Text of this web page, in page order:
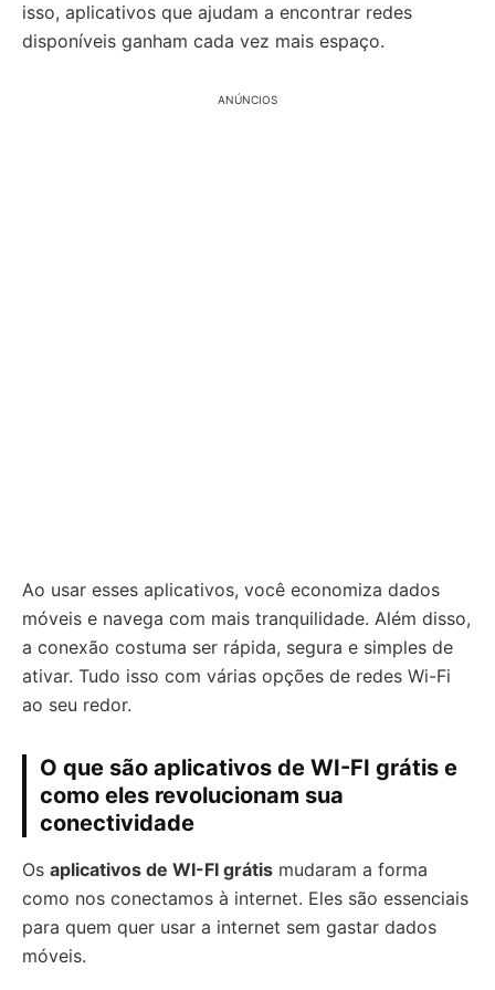
isso, aplicativos que ajudam a encontrar redes
disponíveis ganham cada vez mais espaço.
ANÚNCIOS
Ao usar esses aplicativos, você economiza dados
móveis e navega com mais tranquilidade. Além disso,
a conexão costuma ser rápida, segura e simples de
ativar. Tudo isso com várias opções de redes Wi-Fi
ao seu redor.
O que são aplicativos de WI-FI grátis e
como eles revolucionam sua
conectividade
Os aplicativos de WI-FI grátis mudaram a forma
como nos conectamos à internet. Eles são essenciais
para quem quer usar a internet sem gastar dados
móveis.